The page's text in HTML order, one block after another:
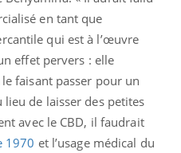
en tant que
qui est à l’œuvre
effet pervers : elle
faisant passer pour un
de laisser des petites
avec le CBD, il faudrait
1970 et l’usage médical du